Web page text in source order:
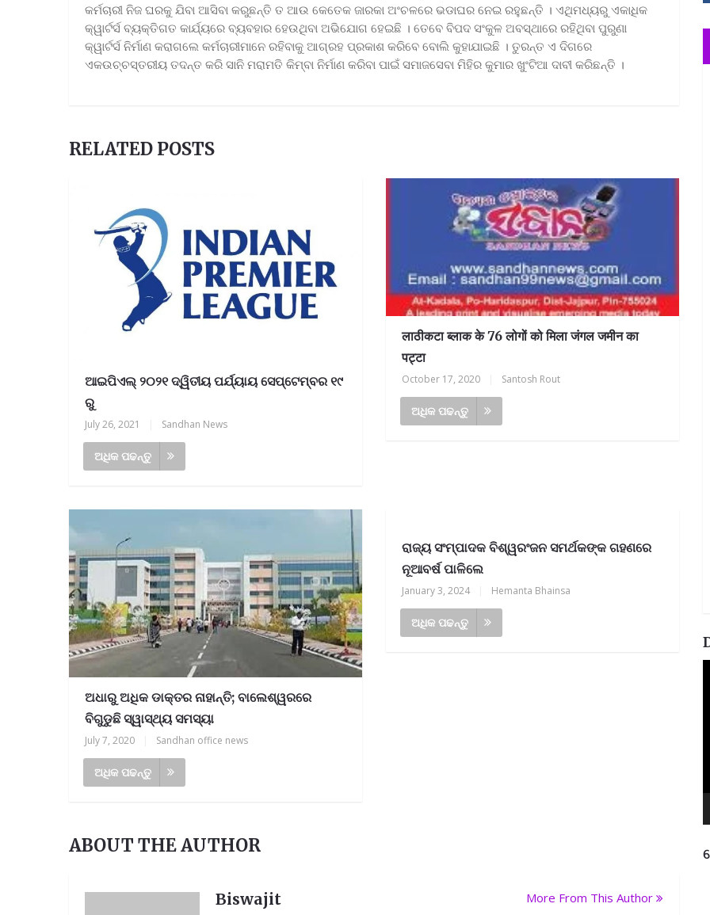
କର୍ମଚାରୀ ନିଜ ଘରକୁ ଯିବା ଆସିବା କରୁଛନ୍ତି ତ ଆଉ କେତେକ ଜାରକା ଅଂଚଳରେ ଭଡାଘର ନେଇ ରହୁଛନ୍ତି । ଏଥିମଧ୍ୟରୁ ଏକାଧିକ
କ୍ୱାର୍ଟର୍ସ ବ୍ୟକ୍ତିଗତ କାର୍ଯ୍ୟରେ ବ୍ୟବହାର ହେଉଥିବା ଅଭିଯୋଗ ହେଇଛି । ତେବେ ବିପଦ ସଂକୁଳ ଅବସ୍ଥାରେ ରହିଥିବା ପୁରୁଣା
କ୍ୱାର୍ଟର୍ସ ନିର୍ମାଣ କରାଗଲେ କର୍ମଚାରୀମାନେ ରହିବାକୁ ଆଗ୍ରହ ପ୍ରକାଶ କରିବେ ବୋଲି କୁହାଯାଇଛି । ତୁରନ୍ତ ଏ ଦିଗରେ
ଏକଉଚ୍ଚସ୍ତରୀୟ ତଦନ୍ତ କରି ସାନି ମରାମତି କିମ୍ବା ନିର୍ମାଣ କରିବା ପାଇଁ ସମାଜସେବା ମିହିର କୁମାର ଖୁଂଟିଆ ଦାବୀ କରିଛନ୍ତି ।
RELATED POSTS
ଆଇପିଏଲ୍ ୨୦୨୧ ଦ୍ୱିତୀୟ ପର୍ଯ୍ୟାୟ ସେପ୍ଟେମ୍ବର ୧୯
ରୁ
July 26, 2021 Sandhan News
ଅଧିକ ପଢନ୍ତୁ
लाठीकटा ब्लाक के 76 लोगों को मिला जंगल जमीन का
पट्टा
October 17, 2020 Santosh Rout
ଅଧିକ ପଢନ୍ତୁ
ଅଧାରୁ ଅଧିକ ଡାକ୍ତର ନାହାନ୍ତି; ବାଲେଶ୍ୱରରେ
ବିଗୁଡୁଛି ସ୍ୱାସ୍ଥ୍ୟ ସମସ୍ୟା
July 7, 2020 Sandhan office news
ଅଧିକ ପଢନ୍ତୁ
ରାଜ୍ୟ ସଂମ୍ପାଦକ ବିଶ୍ୱରଂଜନ ସମର୍ଥକଙ୍କ ଗହଣରେ
ନୂଆବର୍ଷ ପାଳିଲେ
January 3, 2024 Hemanta Bhainsa
ଅଧିକ ପଢନ୍ତୁ
ABOUT THE AUTHOR
Biswajit More From This Author